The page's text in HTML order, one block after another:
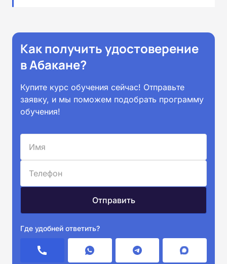
Как получить удостоверение
в Абакане?
Купите курс обучения сейчас! Отправьте
заявку, и мы поможем подобрать программу
обучения!
Где удобней ответить?